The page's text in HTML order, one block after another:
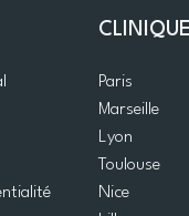
Paris
Marseille
Lyon
Toulouse
Nice